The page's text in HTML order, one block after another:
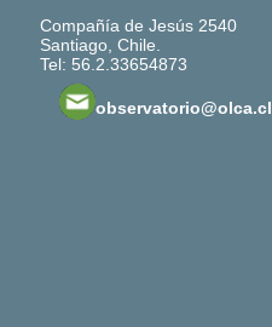
Compañía de Jesús 2540
Santiago, Chile.
Tel: 56.2.33654873
observatorio@olca.cl